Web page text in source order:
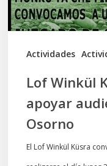
Actividades
en
Juzgado
Lof Winkül
apoyar
Osorno
El Lof Winkül Küsra